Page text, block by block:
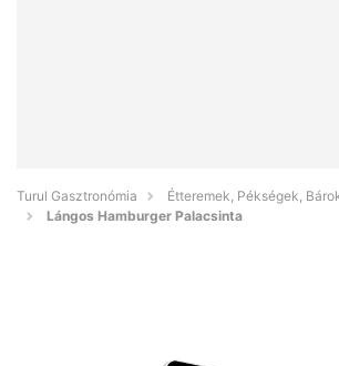
Turul Gasztronómia
Étteremek, Pékségek,
Lángos Hamburger Palacsinta